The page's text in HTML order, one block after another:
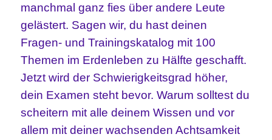
manchmal ganz fies über andere Leute
gelästert. Sagen wir, du hast deinen
Fragen- und Trainingskatalog mit 100
Themen im Erdenleben zu Hälfte geschafft.
Jetzt wird der Schwierigkeitsgrad höher,
dein Examen steht bevor. Warum solltest du
scheitern mit alle deinem Wissen und vor
allem mit deiner wachsenden Achtsamkeit